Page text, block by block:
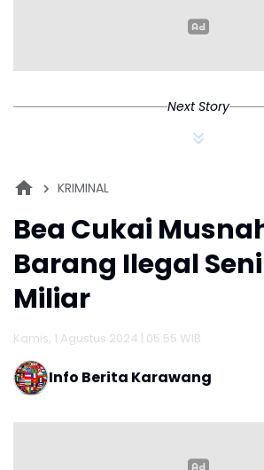
Next Story
KRIMINAL
Bea Cukai
Barang Ilegal
Miliar
Kamis, 1 Agustus 2024 | 05:55 WIB
Info Berita Karawang